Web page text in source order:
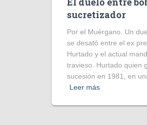
sucretizador
Por el Muérgano. Un
se desató entre el ex
Hurtado y el actual
travieso. Hurtado quien
sucesión en 1981, en
Leer más